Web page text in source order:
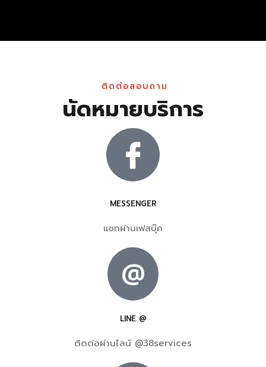
ติดต่อสอบถาม
นัดหมายบริการ
MESSENGER
แชทผ่านเฟสบุ๊ค
@
LINE @
ติดต่อผ่านไลน์ @38services